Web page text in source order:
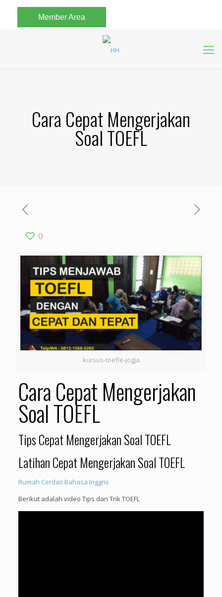
Member Area
Cara Cepat Mengerjakan
Soal TOEFL
0
kursus-toefle-jogja
Cara Cepat Mengerjakan
Soal TOEFL
Tips Cepat Mengerjakan Soal TOEFL
Latihan Cepat Mengerjakan Soal TOEFL
Rumah Cerdas Bahasa Inggris
Berikut adalah video Tips dan Trik TOEFL